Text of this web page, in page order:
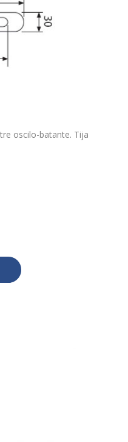
oscilo-batante. Tija